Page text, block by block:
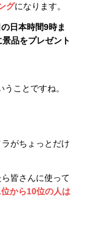
グになります。
日本時間9時ま
品をプレゼント
ことですね。
がちょっとだけ
皆さんに使って
位から10位の人は